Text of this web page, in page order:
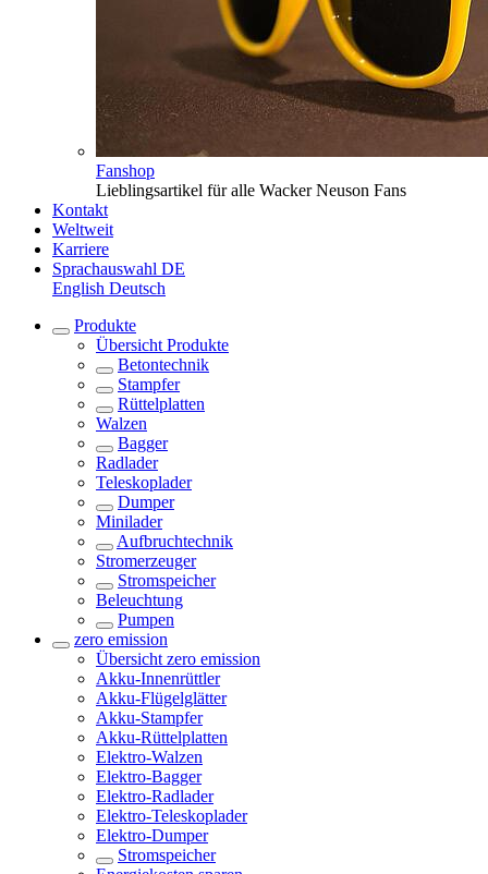
Fanshop
Lieblingsartikel für alle Wacker Neuson Fans
Kontakt
Weltweit
Karriere
Sprachauswahl DE
English Deutsch
Produkte
Übersicht Produkte
Betontechnik
Stampfer
Rüttelplatten
Walzen
Bagger
Radlader
Teleskoplader
Dumper
Minilader
Aufbruchtechnik
Stromerzeuger
Stromspeicher
Beleuchtung
Pumpen
zero emission
Übersicht zero emission
Akku-Innenrüttler
Akku-Flügelglätter
Akku-Stampfer
Akku-Rüttelplatten
Elektro-Walzen
Elektro-Bagger
Elektro-Radlader
Elektro-Teleskoplader
Elektro-Dumper
Stromspeicher